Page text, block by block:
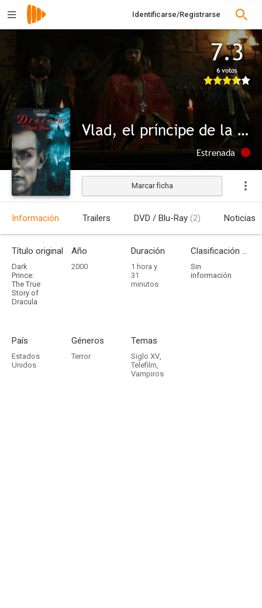
Identificarse/Registrarse
7.3
6 votos
Vlad, el príncipe de la oscuridad
Estrenada
Marcar ficha
Información Trailers DVD / Blu-Ray (2) Noticias
Título original
Dark
Prince:
The True
Story of
Dracula
Año
2000
Duración
1 hora y
31
minutos
Clasificación por edades
Sin
información
País
Estados
Unidos
Géneros
Terror
Temas
Siglo XV,
Telefilm,
Vampiros